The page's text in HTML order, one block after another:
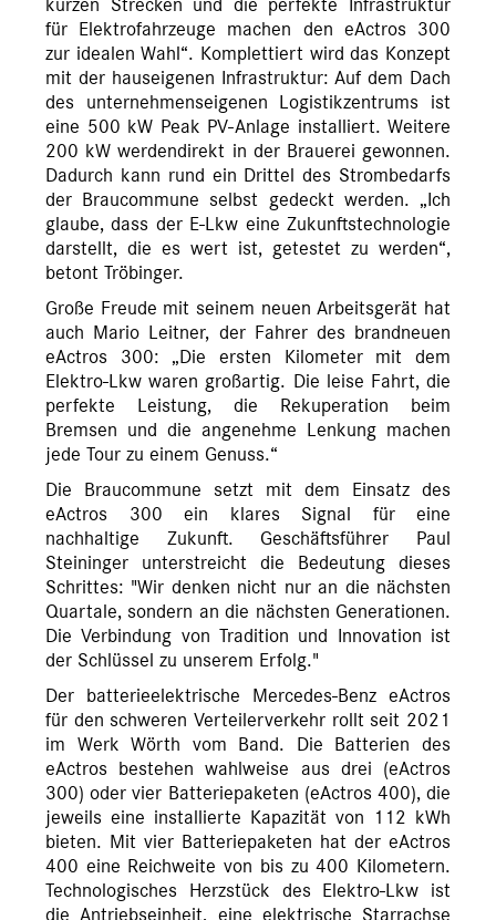
kurzen Strecken und die perfekte Infrastruktur
für Elektrofahrzeuge machen den eActros 300
zur idealen Wahl“. Komplettiert wird das Konzept
mit der hauseigenen Infrastruktur: Auf dem Dach
des unternehmenseigenen Logistikzentrums ist
eine 500 kW Peak PV-Anlage installiert. Weitere
200 kW werdendirekt in der Brauerei gewonnen.
Dadurch kann rund ein Drittel des Strombedarfs
der Braucommune selbst gedeckt werden. „Ich
glaube, dass der E-Lkw eine Zukunftstechnologie
darstellt, die es wert ist, getestet zu werden“,
betont Tröbinger.
Große Freude mit seinem neuen Arbeitsgerät hat
auch Mario Leitner, der Fahrer des brandneuen
eActros 300: „Die ersten Kilometer mit dem
Elektro-Lkw waren großartig. Die leise Fahrt, die
perfekte Leistung, die Rekuperation beim
Bremsen und die angenehme Lenkung machen
jede Tour zu einem Genuss.“
Die Braucommune setzt mit dem Einsatz des
eActros 300 ein klares Signal für eine
nachhaltige Zukunft. Geschäftsführer Paul
Steininger unterstreicht die Bedeutung dieses
Schrittes: "Wir denken nicht nur an die nächsten
Quartale, sondern an die nächsten Generationen.
Die Verbindung von Tradition und Innovation ist
der Schlüssel zu unserem Erfolg."
Der batterieelektrische Mercedes-Benz eActros
für den schweren Verteilerverkehr rollt seit 2021
im Werk Wörth vom Band. Die Batterien des
eActros bestehen wahlweise aus drei (eActros
300) oder vier Batteriepaketen (eActros 400), die
jeweils eine installierte Kapazität von 112 kWh
bieten. Mit vier Batteriepaketen hat der eActros
400 eine Reichweite von bis zu 400 Kilometern.
Technologisches Herzstück des Elektro-Lkw ist
die Antriebseinheit, eine elektrische Starrachse